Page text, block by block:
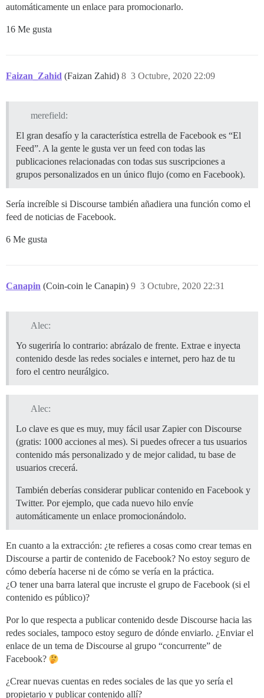
automáticamente un enlace para promocionarlo.
16 Me gusta
Faizan_Zahid (Faizan Zahid) 3 Octubre, 2020 22:09
8
merefield:
El gran desafío y la característica estrella de Facebook es “El
Feed”. A la gente le gusta ver un feed con todas las
publicaciones relacionadas con todas sus suscripciones a
grupos personalizados en un único flujo (como en Facebook).
Sería increíble si Discourse también añadiera una función como el
feed de noticias de Facebook.
6 Me gusta
Canapin (Coin-coin le Canapin) 3 Octubre, 2020 22:31
9
Alec:
Yo sugeriría lo contrario: abrázalo de frente. Extrae e inyecta
contenido desde las redes sociales e internet, pero haz de tu
foro el centro neurálgico.
Alec:
Lo clave es que es muy, muy fácil usar Zapier con Discourse
(gratis: 1000 acciones al mes). Si puedes ofrecer a tus usuarios
contenido más personalizado y de mejor calidad, tu base de
usuarios crecerá.
También deberías considerar publicar contenido en Facebook y
Twitter. Por ejemplo, que cada nuevo hilo envíe
automáticamente un enlace promocionándolo.
En cuanto a la extracción: ¿te refieres a cosas como crear temas en
Discourse a partir de contenido de Facebook? No estoy seguro de
cómo debería hacerse ni de cómo se vería en la práctica.
¿O tener una barra lateral que incruste el grupo de Facebook (si el
contenido es público)?
Por lo que respecta a publicar contenido desde Discourse hacia las
redes sociales, tampoco estoy seguro de dónde enviarlo. ¿Enviar el
enlace de un tema de Discourse al grupo “concurrente” de
Facebook?
¿Crear nuevas cuentas en redes sociales de las que yo sería el
propietario y publicar contenido allí?